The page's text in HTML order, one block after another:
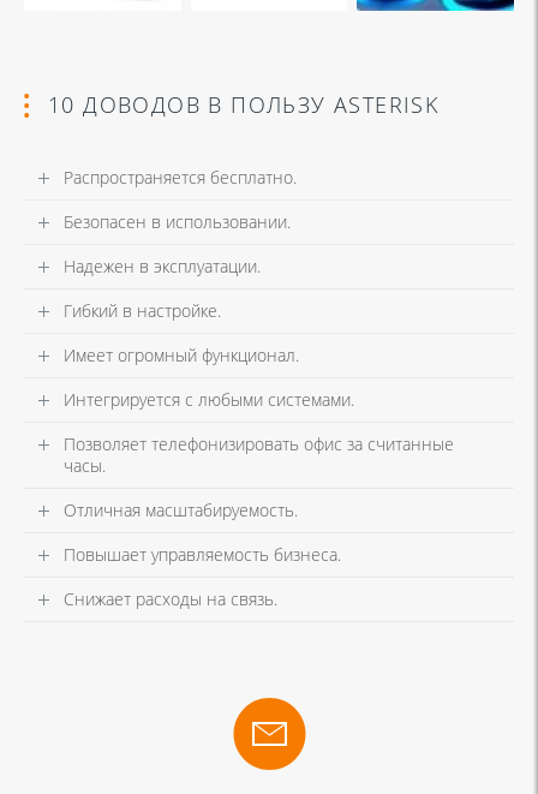
10 ДОВОДОВ В ПОЛЬЗУ ASTERISK
Распространяется бесплатно.
Безопасен в использовании.
Надежен в эксплуатации.
Гибкий в настройке.
Имеет огромный функционал.
Интегрируется с любыми системами.
Позволяет телефонизировать офис за считанные
часы.
Отличная масштабируемость.
Повышает управляемость бизнеса.
Снижает расходы на связь.